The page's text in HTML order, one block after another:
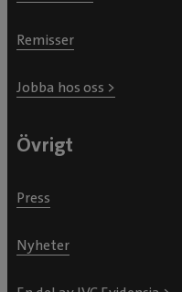
Remisser
Jobba hos oss >
Övrigt
Press
Nyheter